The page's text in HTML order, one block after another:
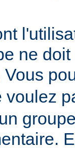
ne
Vous
voulez